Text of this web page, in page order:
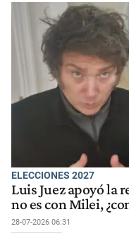
ELECCIONES 2027
Luis Juez apoyó la
no es con Milei,
28-07-2026 06:31